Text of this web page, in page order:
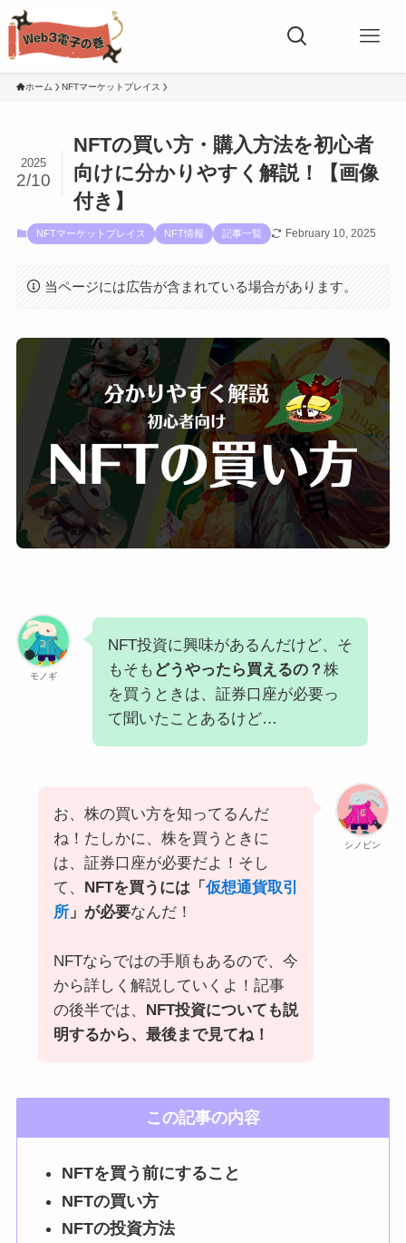
ホーム NFTマーケットプレイス
NFTの買い方・購入方法を初心者
向けに分かりやすく解説！【画像
付き】
2025
2/10
NFTマーケットプレイス NFT情報 記事一覧 February 10, 2025
当ページには広告が含まれている場合があります。
モノギ
NFT投資に興味があるんだけど、そ
もそも どうやったら買えるの？ 株
を買うときは、証券口座が必要っ
て聞いたことあるけど…
シノビン
お、株の買い方を知ってるんだ
ね！たしかに、株を買うときに
は、証券口座が必要だよ！そし
て、 NFTを買うには「仮想通貨取引
所」が必要なんだ！
NFTならではの手順もあるので、今
から詳しく解説していくよ！記事
の後半では、 NFT投資についても説
明するから、最後まで見てね！
この記事の内容
NFTを買う前にすること
NFTの買い方
NFTの投資方法